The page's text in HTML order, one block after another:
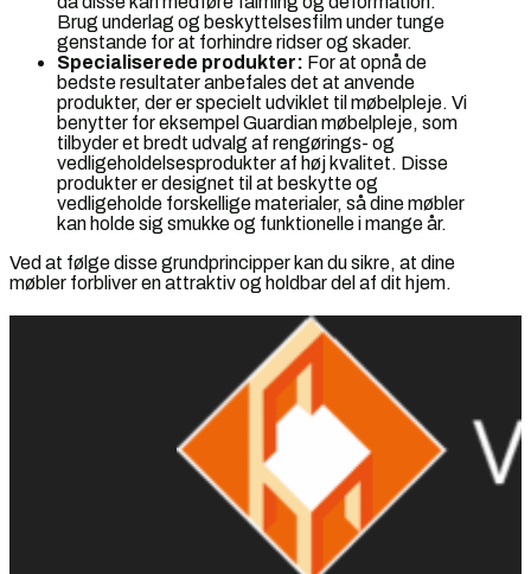
Brug underlag og beskyttelsesfilm under tunge
genstande for at forhindre ridser og skader.
Specialiserede produkter: For at opnå de
bedste resultater anbefales det at anvende
produkter, der er specielt udviklet til møbelpleje. Vi
benytter for eksempel Guardian møbelpleje, som
tilbyder et bredt udvalg af rengørings- og
vedligeholdelsesprodukter af høj kvalitet. Disse
produkter er designet til at beskytte og
vedligeholde forskellige materialer, så dine møbler
kan holde sig smukke og funktionelle i mange år.
Ved at følge disse grundprincipper kan du sikre, at dine
møbler forbliver en attraktiv og holdbar del af dit hjem.